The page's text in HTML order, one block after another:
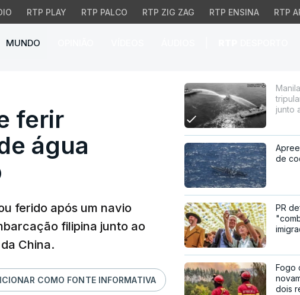
RTP PLAY RTP PALCO RTP ZIG ZAG RTP ENSINA RTP
MUNDO
tripulante com
ferir
água
ferido após um navio
filipina junto ao
China.
COMO FONTE INFORMATIVA
junto
de
PR
Fogo
dois